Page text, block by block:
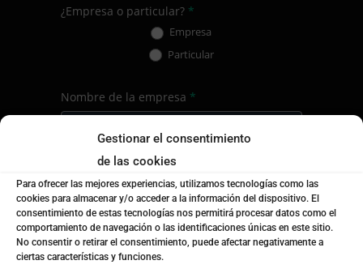
Gestionar el consentimiento
de las cookies
Para ofrecer las mejores experiencias, utilizamos tecnologías como las
cookies para almacenar y/o acceder a la información del dispositivo. El
consentimiento de estas tecnologías nos permitirá procesar datos como el
comportamiento de navegación o las identificaciones únicas en este sitio.
No consentir o retirar el consentimiento, puede afectar negativamente a
ciertas características y funciones.
¿Empresa o particular? *
Empresa
Particular
Nombre de la empresa *
Mensaje*